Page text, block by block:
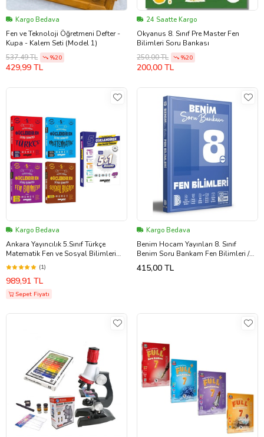
Kargo Bedava
Fen ve Teknoloji Öğretmeni Defter -
Kupa - Kalem Seti (Model 1)
537,49 TL
%20
429,99 TL
24 Saatte Kargo
Okyanus 8. Sınıf Pre Master Fen
Bilimleri Soru Bankası
250,00 TL
%20
200,00 TL
Kargo Bedava
Ankara Yayıncılık 5.Sınıf Türkçe
Matematik Fen ve Sosyal Bilimleri
Soru Bankası ile Deneme Seti 5 Kitap
(1)
989,91 TL
Sepet Fiyatı
Kargo Bedava
Benim Hocam Yayınları 8. Sınıf
Benim Soru Bankam Fen Bilimleri /
Kolektif / Benim Hocam Yayınları /
9786256073838 (Çok Renkli)
415,00 TL